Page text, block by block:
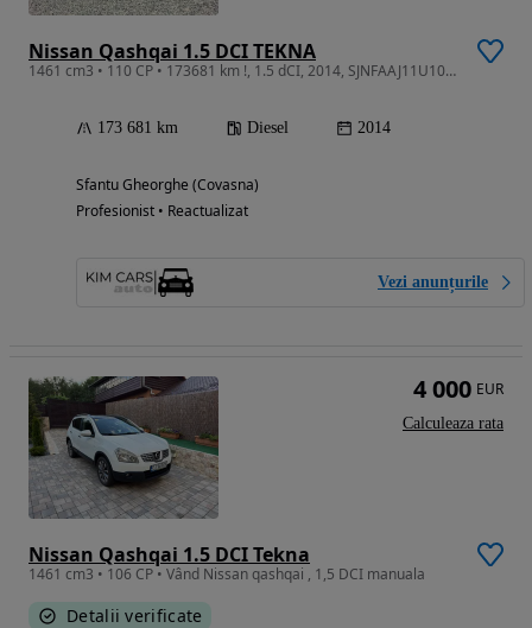
Nissan Qashqai 1.5 DCI TEKNA
1461 cm3 • 110 CP • 173681 km !, 1.5 dCI, 2014, SJNFAAJ11U1058526
173 681 km Diesel 2014
Sfantu Gheorghe (Covasna)
Profesionist • Reactualizat
Vezi anunțurile
Nissan Qashqai 1.5 DCI Tekna
1461 cm3 • 106 CP • Vând Nissan qashqai , 1,5 DCI manuala
Detalii verificate
4 000 EUR
Calculeaza rata